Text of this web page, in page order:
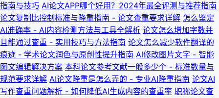
指南与技巧 AI论文APP哪个好用？2024年最全评测与推荐指南
论文复制比控制标准与降重指南 - 论文查重要求详解 怎么鉴定
AI准确率 - AI内容检测方法与工具全解析 论文怎么增加字数并
且能通过查重 - 实用技巧与方法指南 论文怎么减少软件翻译的
痕迹 - 学术论文润色与原创性提升指南 AI修改图片文字 - 智能
图文编辑解决方案 本科论文参考文献一般多少个 - 标准数量与
规范要求详解 AI论文降重是怎么弄的 - 专业AI降重指南 论文AI
写作查重问题解析 - 如何降低AI生成内容的查重率 职称论文查